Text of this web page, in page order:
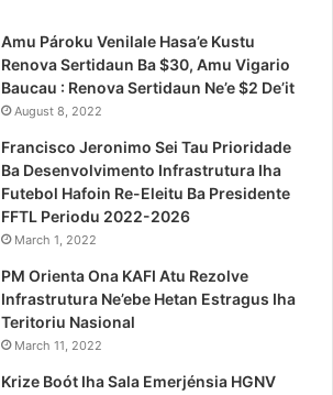
Amu Pároku Venilale Hasa’e Kustu
Renova Sertidaun Ba $30, Amu Vigario
Baucau : Renova Sertidaun Ne’e $2 De’it
August 8, 2022
Francisco Jeronimo Sei Tau Prioridade
Ba Desenvolvimento Infrastrutura Iha
Futebol Hafoin Re-Eleitu Ba Presidente
FFTL Periodu 2022-2026
March 1, 2022
PM Orienta Ona KAFI Atu Rezolve
Infrastrutura Ne’ebe Hetan Estragus Iha
Teritoriu Nasional
March 11, 2022
Krize Boót Iha Sala Emerjénsia HGNV